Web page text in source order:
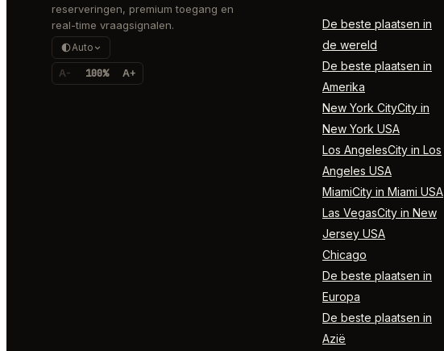
reserveringen, premium toegang en
real-time vraagsignalen.
Auto
A- 100% A+
De beste plaatsen in
de wereld
De beste plaatsen in
Amerika
New York CityCity in
New York USA
Los AngelesCity in Los
Angeles USA
MiamiCity in Miami USA
Las VegasCity in New
Jersey USA
Chicago
De beste plaatsen in
Europa
De beste plaatsen in
Azië